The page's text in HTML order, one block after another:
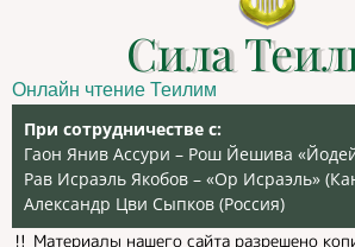
Сила
Онлайн чтение Теилим
При сотрудничестве с:
Гаон Янив Ассури – Рош Йешива
Рав Исраэль Якобов – «Ор Исраэль»
Александр Цви Сыпков (Россия)
‼️ Материалы нашего сайта разрешено